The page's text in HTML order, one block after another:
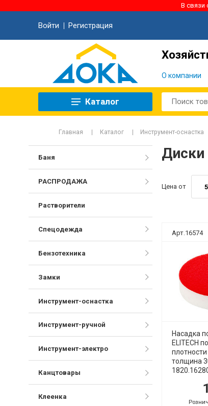
В связи
Войти Регистрация
О компании
Каталог
Главная Каталог Инструмент-оснастка
Диски
Цена от
Арт.16574
Насадка
ELITECH
толщина
Баня
РАСПРОДАЖА
Растворители
Спецодежда
Бензотехника
Замки
Инструмент-оснастка
Инструмент-ручной
Инструмент-электро
Канцтовары
Клеенка